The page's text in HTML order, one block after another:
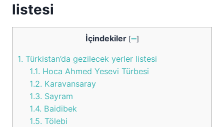
listesi
İçindekiler [➖]
1. Türkistan’da gezilecek yerler listesi
1.1. Hoca Ahmed Yesevi Türbesi
1.2. Karavansaray
1.3. Sayram
1.4. Baidibek
1.5. Tölebi